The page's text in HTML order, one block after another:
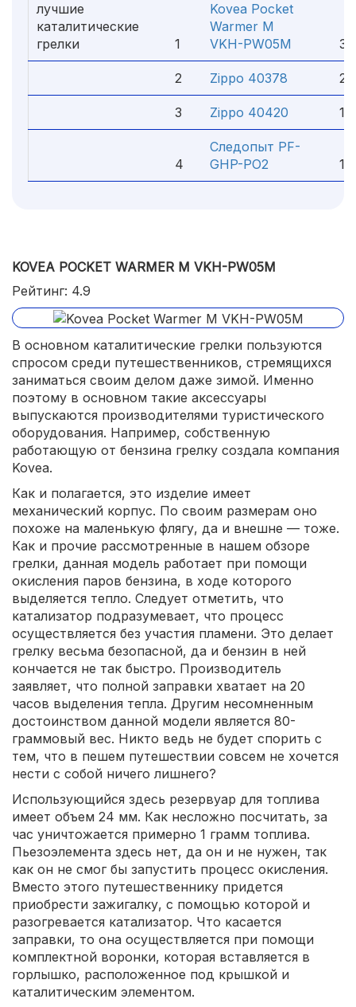
лучшие
каталитические
грелки
1
Kovea Pocket
Warmer M
VKH-PW05M
3
2 Zippo 40378 2
3 Zippo 40420 1
4
Следопыт PF-
GHP-PO2
1
KOVEA POCKET WARMER M VKH-PW05M
Рейтинг: 4.9
В основном каталитические грелки пользуются
спросом среди путешественников, стремящихся
заниматься своим делом даже зимой. Именно
поэтому в основном такие аксессуары
выпускаются производителями туристического
оборудования. Например, собственную
работающую от бензина грелку создала компания
Kovea.
Как и полагается, это изделие имеет
механический корпус. По своим размерам оно
похоже на маленькую флягу, да и внешне — тоже.
Как и прочие рассмотренные в нашем обзоре
грелки, данная модель работает при помощи
окисления паров бензина, в ходе которого
выделяется тепло. Следует отметить, что
катализатор подразумевает, что процесс
осуществляется без участия пламени. Это делает
грелку весьма безопасной, да и бензин в ней
кончается не так быстро. Производитель
заявляет, что полной заправки хватает на 20
часов выделения тепла. Другим несомненным
достоинством данной модели является 80-
граммовый вес. Никто ведь не будет спорить с
тем, что в пешем путешествии совсем не хочется
нести с собой ничего лишнего?
Использующийся здесь резервуар для топлива
имеет объем 24 мм. Как несложно посчитать, за
час уничтожается примерно 1 грамм топлива.
Пьезоэлемента здесь нет, да он и не нужен, так
как он не смог бы запустить процесс окисления.
Вместо этого путешественнику придется
приобрести зажигалку, с помощью которой и
разогревается катализатор. Что касается
заправки, то она осуществляется при помощи
комплектной воронки, которая вставляется в
горлышко, расположенное под крышкой и
каталитическим элементом.